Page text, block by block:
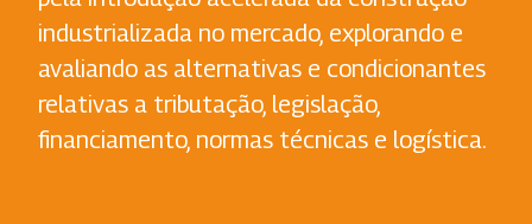
industrializada no mercado, explorando e
avaliando as alternativas e condicionantes
relativas a tributação, legislação,
financiamento, normas técnicas e logística.